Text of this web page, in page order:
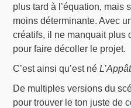
plus tard à l’équation, mais
moins déterminante. Avec
créatifs, il ne manquait plus
pour faire décoller le projet.
C’est ainsi qu’est né
De multiples versions du
pour trouver le ton juste de